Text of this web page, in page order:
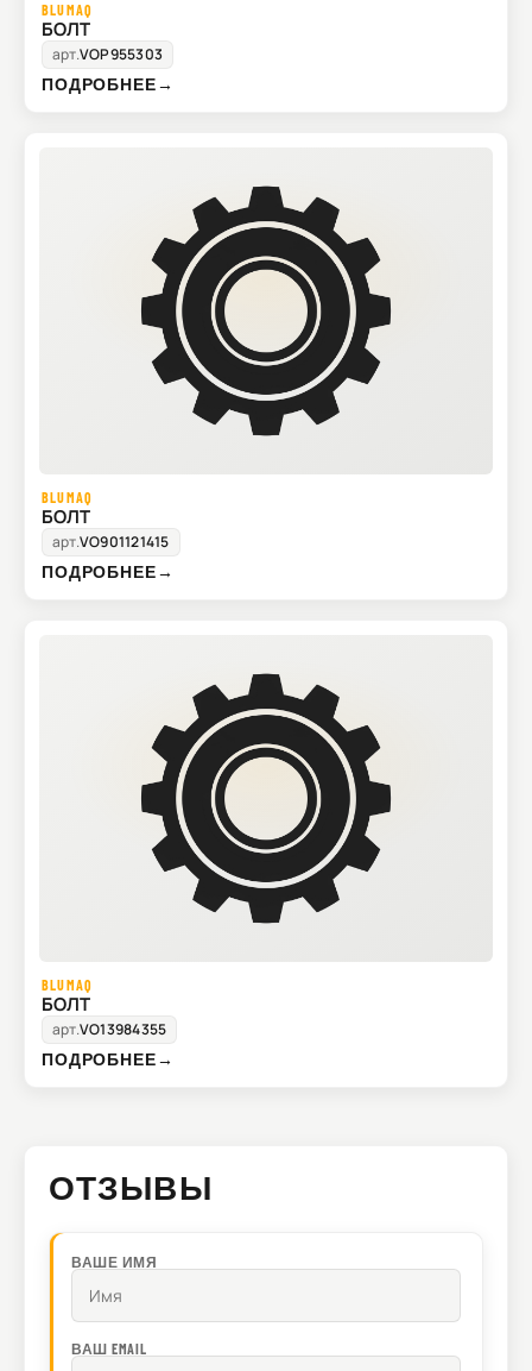
BLUMAQ
БОЛТ
арт.VOP955303
ПОДРОБНЕЕ→
BLUMAQ
БОЛТ
арт.VO901121415
ПОДРОБНЕЕ→
BLUMAQ
БОЛТ
арт.VO13984355
ПОДРОБНЕЕ→
ОТЗЫВЫ
ВАШЕ ИМЯ
ВАШ EMAIL